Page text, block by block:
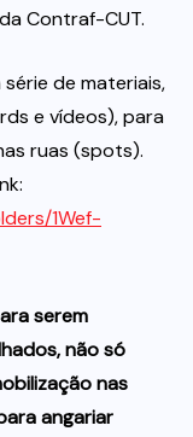
Contraf-CUT.
de materiais,
e vídeos), para
ruas (spots).
1Wef-
serem
não só
nas
angariar